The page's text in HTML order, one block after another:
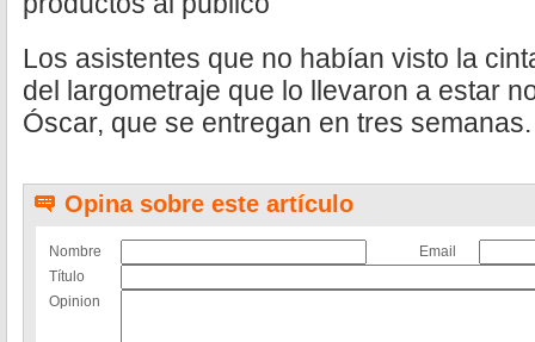
Los asistentes que no habían visto la
del largometraje que lo llevaron a estar
Óscar, que se entregan en tres semanas.
Opina sobre este artículo
Nombre
Email
Título
Opinion